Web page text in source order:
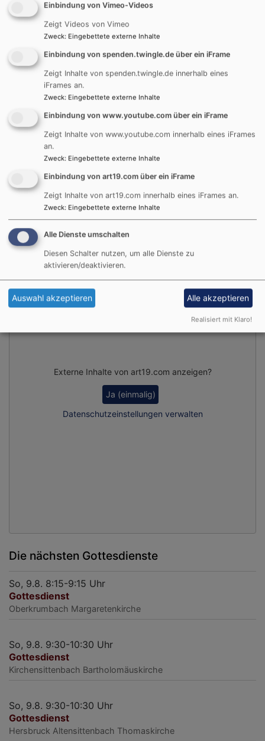
Tageslosung
Du bist der Gott, der mir hilft; täglich harre ich auf
Bittet, so wird euch gegeben; suchet, so werdet ihr
finden; klopfet an, so wird euch aufgetan.
Matthäus 7,7
© Evangelische Brüder-Unität –
Weitere Informationen finden Siehier.
Podcast „kurz &gut“
Externe Inhalte von art19.com anzeigen?
Ja (einmalig)
Datenschutzeinstellungen verwalten
Die nächsten Gottesdienste
So, 9.8. 8:15-9:15 Uhr
Gottesdienst
Oberkrumbach Margaretenkirche
So, 9.8. 9:30-10:30 Uhr
Gottesdienst
Kirchensittenbach Bartholomäuskirche
So, 9.8. 9:30-10:30 Uhr
Gottesdienst
Hersbruck Altensittenbach Thomaskirche
Einbindung von Vimeo-Videos
Zeigt Videos von Vimeo
Zweck: Eingebettete externe Inhalte
Einbindung von spenden.twingle.de über ein iFrame
Zeigt Inhalte von spenden.twingle.de innerhalb eines
iFrames an.
Zweck: Eingebettete externe Inhalte
Einbindung von www.youtube.com über ein iFrame
Zeigt Inhalte von www.youtube.com innerhalb eines iFrames
an.
Zweck: Eingebettete externe Inhalte
Einbindung von art19.com über ein iFrame
Zeigt Inhalte von art19.com innerhalb eines iFrames an.
Zweck: Eingebettete externe Inhalte
Alle Dienste umschalten
Diesen Schalter nutzen, um alle Dienste zu
aktivieren/deaktivieren.
Auswahl akzeptieren Alle akzeptieren
Realisiert mit Klaro!